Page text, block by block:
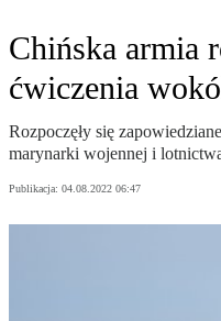
Chińska armia
ćwiczenia
Rozpoczęły się
marynarki wojennej i
Publikacja: 04.08.2022 06:47